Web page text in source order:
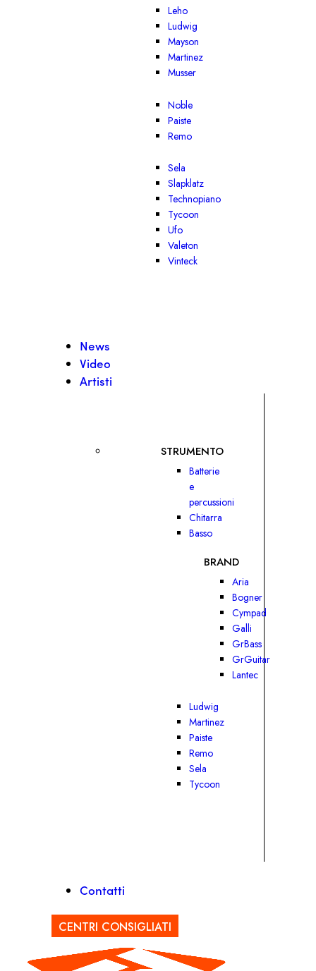
Leho
Ludwig
Mayson
Martinez
Musser
Noble
Paiste
Remo
Sela
Slapklatz
Technopiano
Tycoon
Ufo
Valeton
Vinteck
News
Video
Artisti
STRUMENTO
Batterie
e
percussioni
Chitarra
Basso
BRAND
Aria
Bogner
Cympad
Galli
GrBass
GrGuitar
Lantec
Ludwig
Martinez
Paiste
Remo
Sela
Tycoon
Contatti
CENTRI CONSIGLIATI